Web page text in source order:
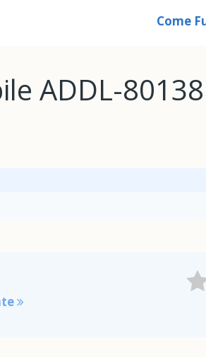
Come
ADDL-80138